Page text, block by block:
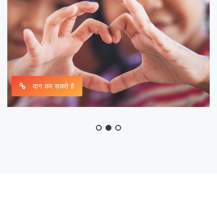
दान कर सकते है